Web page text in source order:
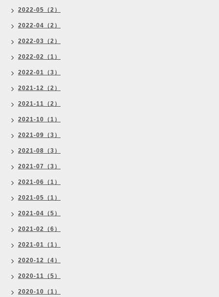
2022-05（2）
2022-04（2）
2022-03（2）
2022-02（1）
2022-01（3）
2021-12（2）
2021-11（2）
2021-10（1）
2021-09（3）
2021-08（3）
2021-07（3）
2021-06（1）
2021-05（1）
2021-04（5）
2021-02（6）
2021-01（1）
2020-12（4）
2020-11（5）
2020-10（1）